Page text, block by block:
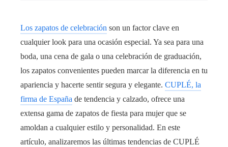
Los zapatos de celebración son un factor clave en
cualquier look para una ocasión especial. Ya sea para una
boda, una cena de gala o una celebración de graduación,
los zapatos convenientes pueden marcar la diferencia en tu
apariencia y hacerte sentir segura y elegante. CUPLÉ, la
firma de España de tendencia y calzado, ofrece una
extensa gama de zapatos de fiesta para mujer que se
amoldan a cualquier estilo y personalidad. En este
artículo, analizaremos las últimas tendencias de CUPLÉ